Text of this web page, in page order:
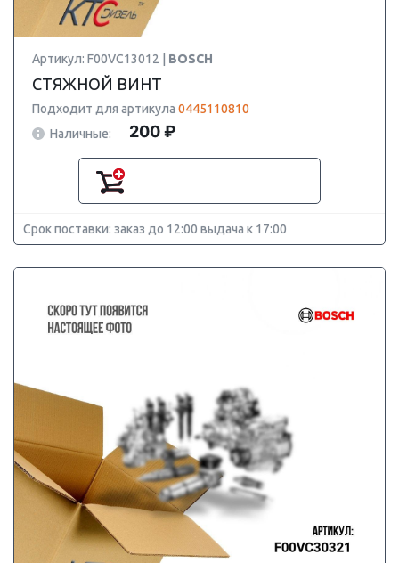
Артикул: F00VC13012 | BOSCH
СТЯЖНОЙ ВИНТ
Подходит для артикула 0445110810
Наличные:
200 ₽
Срок поставки: заказ до 12:00 выдача к 17:00